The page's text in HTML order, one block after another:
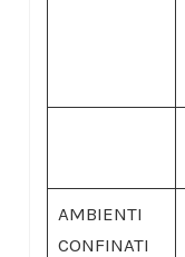
AMBIENTI
CONFINATI